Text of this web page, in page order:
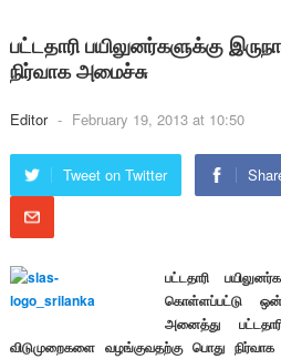
பட்டதாரி பயிலுனர்களுக்கு
நிர்வாக அமைச்சு
Editor - February 19, 2013 at 10:50
Tweet on Twitter
பட்டதாரி
கொள்ளப்பட்டு
அனைத்து
விடுமுறைகளை வழங்குவதற்குபொது நிர்வாக